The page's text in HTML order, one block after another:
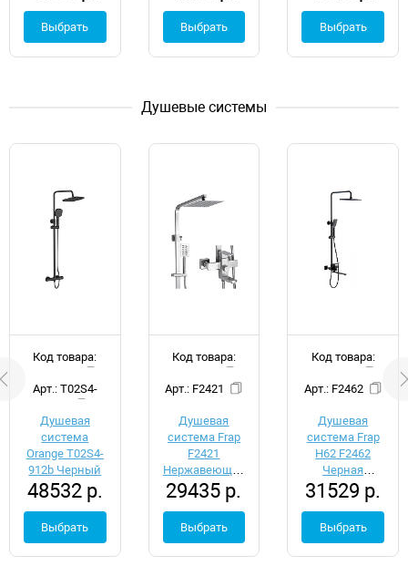
Выбрать Выбрать Выбрать
Душевые системы
Код товара:
Арт.: T02S4-
Душевая
система
Orange T02S4-
912b Черный
48532 р.
Выбрать
Код товара:
Арт.: F2421
Душевая
система Frap
F2421
Нержавеющая
сталь
29435 р.
Выбрать
Код товара:
Арт.: F2462
Душевая
система Frap
H62 F2462
Черная
матовая
31529 р.
Выбрать